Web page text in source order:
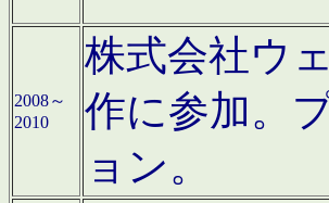
2008～
2010
株式会社ウ
作に参加。
ョン。